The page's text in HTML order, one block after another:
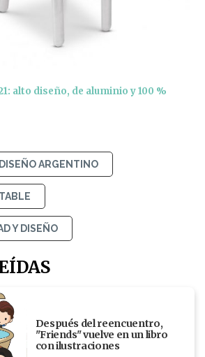
alto diseño, de aluminio y 100 %
DISEÑO ARGENTINO
Y DISEÑO
Después del reencuentro,
"Friends" vuelve en un libro
con ilustraciones